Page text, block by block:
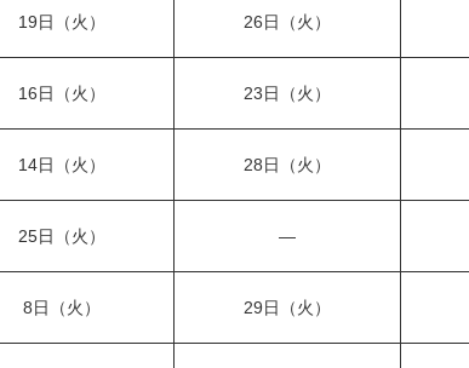
19日（火） 26日（火）
16日（火） 23日（火）
14日（火） 28日（火）
25日（火） —
8日（火） 29日（火）